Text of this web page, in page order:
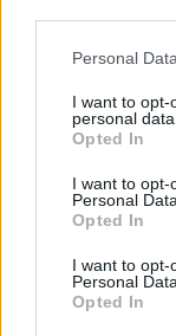
Personal
I want to opt-
personal data.
Opted In
I want to opt-
Personal Data.
Opted In
I want to opt-
Personal
Opted In
Pateikė
Žinios | Lietuvos
Vaizdai iš
vaiko gyvybių
Žinios | Lietuvos